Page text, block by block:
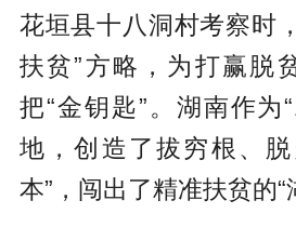
花垣县十八洞村考察时
扶贫”方略，为打赢脱
把“金钥匙”。湖南作为
地，创造了拔穷根、
本”，闯出了精准扶贫的“